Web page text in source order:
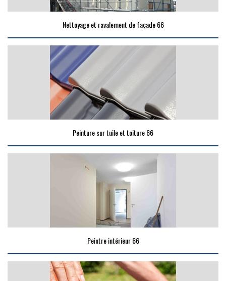
Nettoyage et ravalement de façade 66
Peinture sur tuile et toiture 66
Peintre intérieur 66